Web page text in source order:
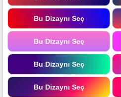
Bu Dizaynı Seç
Bu Dizaynı Seç
Bu Dizaynı Seç
Bu Dizaynı Seç